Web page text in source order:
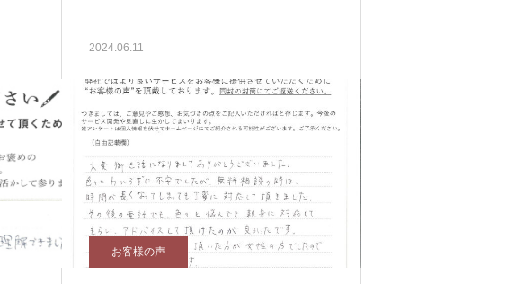
2024.06.11
お客様の声